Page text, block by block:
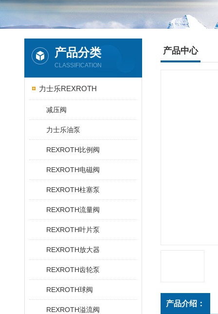
产品分类
CLASSIFICATION
力士乐REXROTH
减压阀
力士乐油泵
REXROTH比例阀
REXROTH电磁阀
REXROTH柱塞泵
REXROTH流量阀
REXROTH叶片泵
REXROTH放大器
REXROTH齿轮泵
REXROTH球阀
REXROTH溢流阀
产品中心
产品介绍：